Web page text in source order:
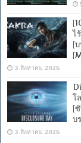
ไ
[
3 สิงหาคม 2026
โ
[
บ
3 สิงหาคม 2026